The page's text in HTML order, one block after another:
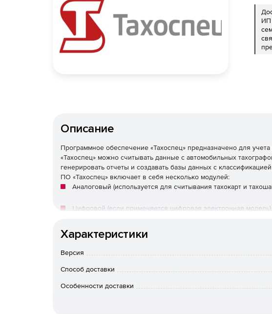
ИП
Описание
Программное обеспечение «Тахоспец» предназначено для
«Тахоспец» можно считывать данные с автомобильных
генерировать отчеты и создавать базы данных с
ПО «Тахоспец» включает в себя несколько модулей:
Аналоговый (используется для считывания тахокарт и
Цифровой (если применяется цифровая электронная модель).
Электронный модуль учета времени труда и отдыха водителей.
Характеристики
Версия
Способ доставки
Особенности доставки